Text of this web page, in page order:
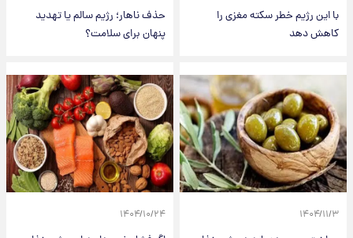
با این رژیم خطر سکته مغزی را
کاهش دهد
حذف ناهار؛ رژیم سالم یا تهدید
پنهان برای سلامت؟
۱۴۰۴/۱۱/۳ ۱۴۰۴/۱۰/۲۴